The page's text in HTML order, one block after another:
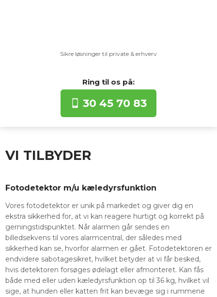
Sikre løsninger til private & erhverv​
Ring til os​ på:​
30 45 70 83
VI TILBYDER
Fotodetektor m/u kæledyrsfunktion​
​Vores fotodetektor er unik på markedet og giver dig en
ekstra sikkerhed for, at vi kan reagere hurtigt og korrekt på
gerningstidspunktet. Når alarmen går sendes en
billedsekvens til vores alarmcentral, der således med
sikkerhed kan se, hvorfor alarmen er gået. Fotodetektoren er
endvidere sabotagesikret, hvilket betyder at vi får besked,
hvis detektoren forsøges ødelagt eller afmonteret. Kan fås
både med eller uden kæledyrsfunktion op til 36 kg, hvilket vil
sige, at hunden eller katten frit kan bevæge sig i rummene